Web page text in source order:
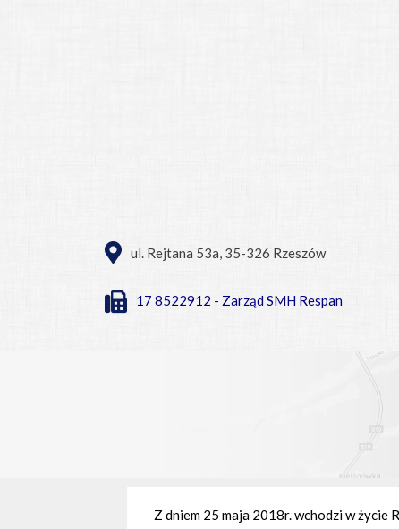
ul. Rejtana 53a, 35-326 Rzeszów
17 8522912 - Zarząd SMH Respan
Z dniem 25 maja 2018r. wchodzi w życie